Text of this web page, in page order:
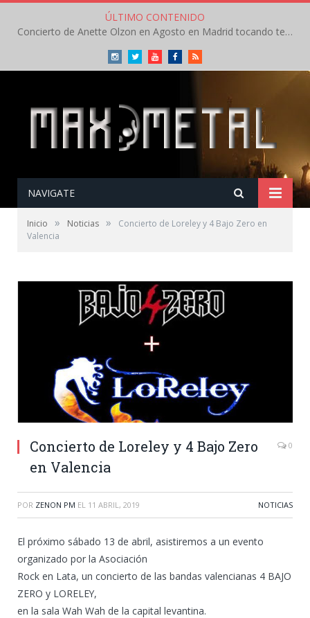
ÚLTIMO CONTENIDO
Concierto de Anette Olzon en Agosto en Madrid tocando temas de Nightwish
InstagramTwitterYoutubeFacebookRSS
NAVIGATE
Inicio » Noticias »
Concierto de Loreley y 4 Bajo Zero en
Valencia
Concierto de Loreley y 4 Bajo Zero
en Valencia
0
POR ZENON PM EL 11 ABRIL, 2019 NOTICIAS
El próximo sábado 13 de abril, asistiremos a un evento
organizado por la Asociación
Rock en Lata, un concierto de las bandas valencianas 4 BAJO
ZERO y LORELEY,
en la sala Wah Wah de la capital levantina.